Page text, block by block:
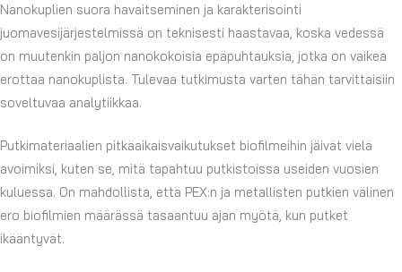
Nanokuplien suora havaitseminen ja karakterisointi
juomavesijärjestelmissä on teknisesti haastavaa, koska vedessä
on muutenkin paljon nanokokoisia epäpuhtauksia, jotka on vaikea
erottaa nanokuplista. Tulevaa tutkimusta varten tähän tarvittaisiin
soveltuvaa analytiikkaa.
Putkimateriaalien pitkäaikaisvaikutukset biofilmeihin jäivät vielä
avoimiksi, kuten se, mitä tapahtuu putkistoissa useiden vuosien
kuluessa. On mahdollista, että PEX:n ja metallisten putkien välinen
ero biofilmien määrässä tasaantuu ajan myötä, kun putket
ikääntyvät.